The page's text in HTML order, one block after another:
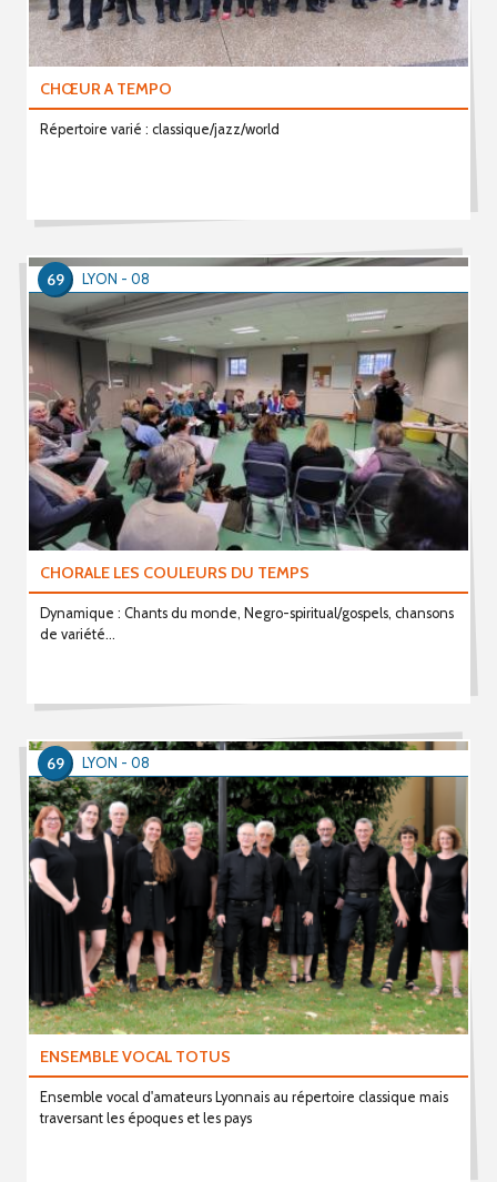
CHŒUR A TEMPO
Répertoire varié : classique/jazz/world
CHORALE LES COULEURS DU TEMPS
Dynamique : Chants du monde, Negro-spiritual/gospels, chansons
de variété...
LYON - 08
69
ENSEMBLE VOCAL TOTUS
Ensemble vocal d'amateurs Lyonnais au répertoire classique mais
traversant les époques et les pays
LYON - 08
69